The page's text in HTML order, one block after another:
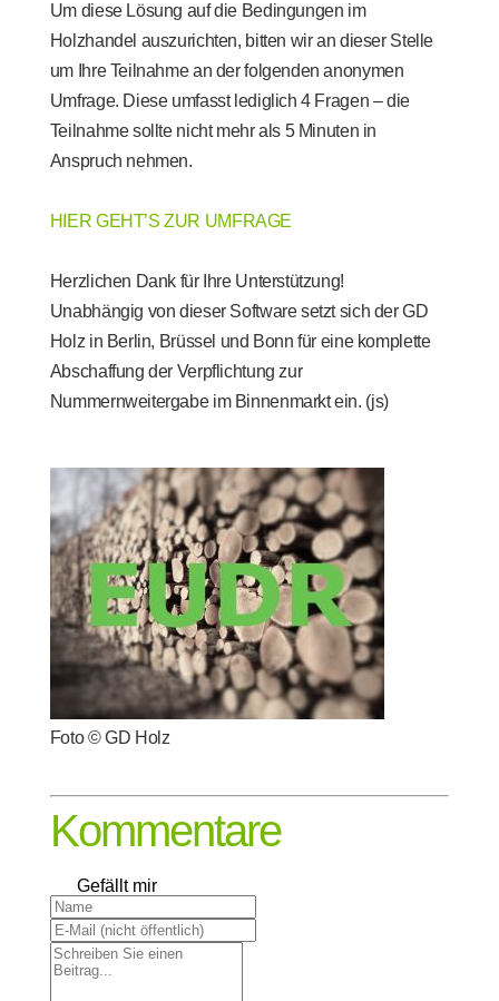
Um diese Lösung auf die Bedingungen im
Holzhandel auszurichten, bitten wir an dieser Stelle
um Ihre Teilnahme an der folgenden anonymen
Umfrage. Diese umfasst lediglich 4 Fragen – die
Teilnahme sollte nicht mehr als 5 Minuten in
Anspruch nehmen.
HIER GEHT’S ZUR UMFRAGE
Herzlichen Dank für Ihre Unterstützung!
Unabhängig von dieser Software setzt sich der GD
Holz in Berlin, Brüssel und Bonn für eine komplette
Abschaffung der Verpflichtung zur
Nummernweitergabe im Binnenmarkt ein. (js)
Foto © GD Holz
Kommentare
Gefällt mir